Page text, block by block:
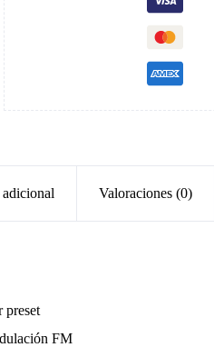
Valoraciones (0)
preset
FM